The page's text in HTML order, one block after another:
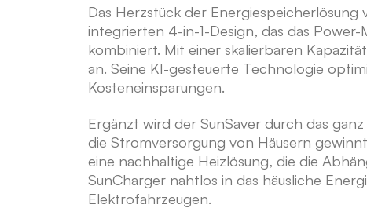
Das Herzstück der Energiespeicherlösung
integrierten 4-in-1-Design, das das
kombiniert. Mit einer skalierbaren
an. Seine KI-gesteuerte Technologie
Kosteneinsparungen.
Ergänzt wird der SunSaver durch das
die Stromversorgung von Häusern
eine nachhaltige Heizlösung, die die
SunCharger nahtlos in das häusliche
Elektrofahrzeugen.